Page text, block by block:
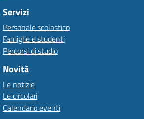
Servizi
Personale scolastico
Famiglie e studenti
Percorsi di studio
Novità
Le notizie
Le circolari
Calendario eventi